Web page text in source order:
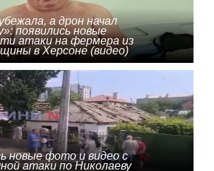
а дрон начал
появились новые
атаки на фермера из
в Херсоне (видео)
новые фото и видео с
атаки по Николаеву